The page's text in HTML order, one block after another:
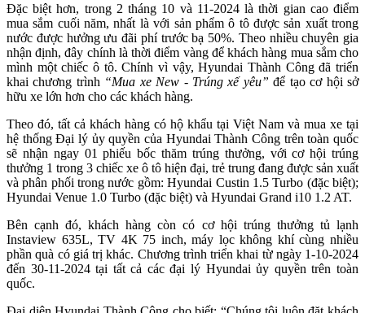
Đặc biệt hơn, trong 2 tháng 10 và 11-2024 là thời gian cao điểm
mua sắm cuối năm, nhất là với sản phẩm ô tô được sản xuất trong
nước được hưởng ưu đãi phí trước bạ 50%. Theo nhiều chuyên gia
nhận định, đây chính là thời điểm vàng để khách hàng mua sắm cho
mình một chiếc ô tô. Chính vì vậy, Hyundai Thành Công đã triển
khai chương trình “Mua xe New - Trúng xế yêu” để tạo cơ hội sở
hữu xe lớn hơn cho các khách hàng.
Theo đó, tất cả khách hàng có hộ khẩu tại Việt Nam và mua xe tại
hệ thống Đại lý ủy quyền của Hyundai Thành Công trên toàn quốc
sẽ nhận ngay 01 phiếu bốc thăm trúng thưởng, với cơ hội trúng
thưởng 1 trong 3 chiếc xe ô tô hiện đại, trẻ trung đang được sản xuất
và phân phối trong nước gồm: Hyundai Custin 1.5 Turbo (đặc biệt);
Hyundai Venue 1.0 Turbo (đặc biệt) và Hyundai Grand i10 1.2 AT.
Bên cạnh đó, khách hàng còn có cơ hội trúng thưởng tủ lạnh
Instaview 635L, TV 4K 75 inch, máy lọc không khí cùng nhiều
phần quà có giá trị khác. Chương trình triển khai từ ngày 1-10-2024
đến 30-11-2024 tại tất cả các đại lý Hyundai ủy quyền trên toàn
quốc.